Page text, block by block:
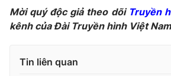
® Cấm sao chép dưới mọi hình thức nếu
Mời quý độc giả theo dõi Truyền
kênh của Đài Truyền hình Việt
Tin liên quan